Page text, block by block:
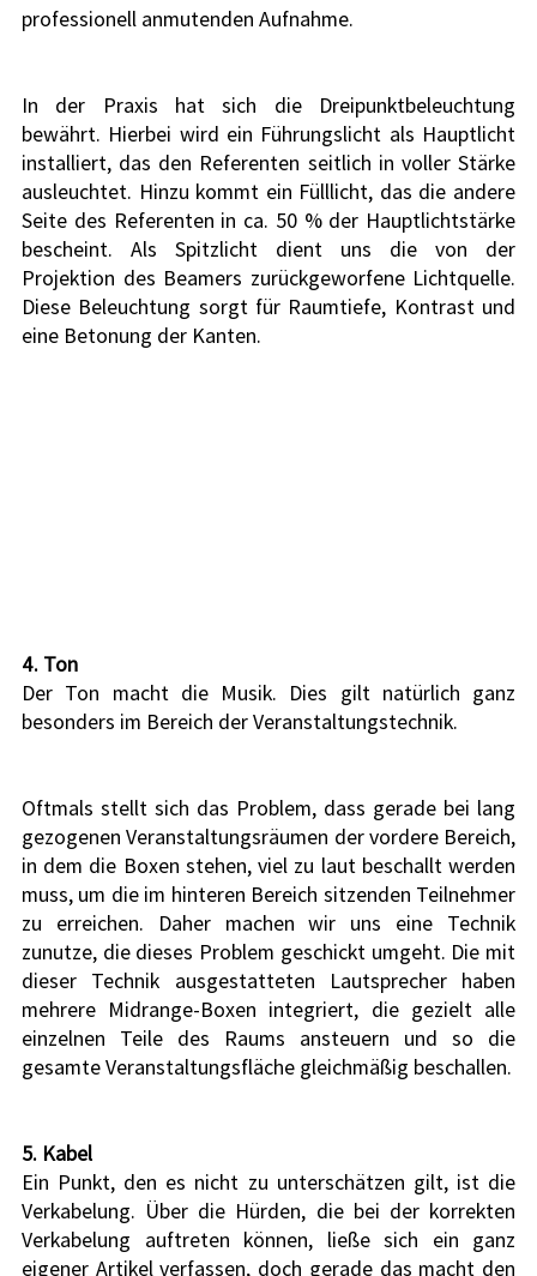
professionell anmutenden Aufnahme.
In der Praxis hat sich die Dreipunktbeleuchtung
bewährt. Hierbei wird ein Führungslicht als Hauptlicht
installiert, das den Referenten seitlich in voller Stärke
ausleuchtet. Hinzu kommt ein Fülllicht, das die andere
Seite des Referenten in ca. 50 % der Hauptlichtstärke
bescheint. Als Spitzlicht dient uns die von der
Projektion des Beamers zurückgeworfene Lichtquelle.
Diese Beleuchtung sorgt für Raumtiefe, Kontrast und
eine Betonung der Kanten.
4. Ton
Der Ton macht die Musik. Dies gilt natürlich ganz
besonders im Bereich der Veranstaltungstechnik.
Oftmals stellt sich das Problem, dass gerade bei lang
gezogenen Veranstaltungsräumen der vordere Bereich,
in dem die Boxen stehen, viel zu laut beschallt werden
muss, um die im hinteren Bereich sitzenden Teilnehmer
zu erreichen. Daher machen wir uns eine Technik
zunutze, die dieses Problem geschickt umgeht. Die mit
dieser Technik ausgestatteten Lautsprecher haben
mehrere Midrange-Boxen integriert, die gezielt alle
einzelnen Teile des Raums ansteuern und so die
gesamte Veranstaltungsfläche gleichmäßig beschallen.
5. Kabel
Ein Punkt, den es nicht zu unterschätzen gilt, ist die
Verkabelung. Über die Hürden, die bei der korrekten
Verkabelung auftreten können, ließe sich ein ganz
eigener Artikel verfassen, doch gerade das macht den